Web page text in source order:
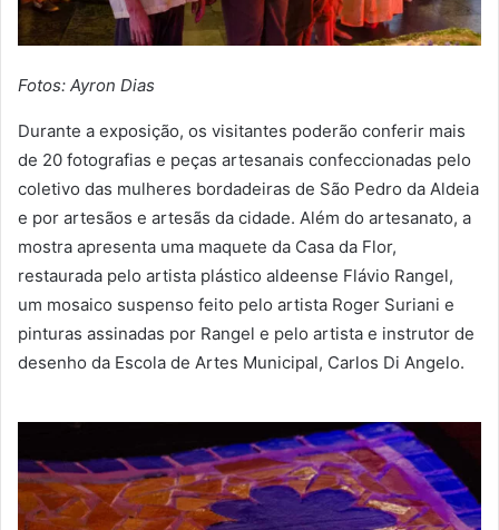
Fotos: Ayron Dias
Durante a exposição, os visitantes poderão conferir mais
de 20 fotografias e peças artesanais confeccionadas pelo
coletivo das mulheres bordadeiras de São Pedro da Aldeia
e por artesãos e artesãs da cidade. Além do artesanato, a
mostra apresenta uma maquete da Casa da Flor,
restaurada pelo artista plástico aldeense Flávio Rangel,
um mosaico suspenso feito pelo artista Roger Suriani e
pinturas assinadas por Rangel e pelo artista e instrutor de
desenho da Escola de Artes Municipal, Carlos Di Angelo.